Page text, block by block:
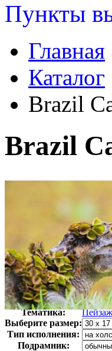
Пункты
Главная
Каталог
Brazil
Brazil
Автор:
Арт-стиль
Тематика:
Пейзаж
Выберите размер:
Тип исполнения:
Подрамник: